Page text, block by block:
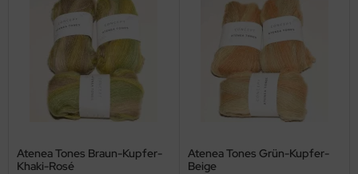
Atenea Tones Braun-Kupfer-
Khaki-Rosé
Atenea Tones Grün-Kupfer-
Beige